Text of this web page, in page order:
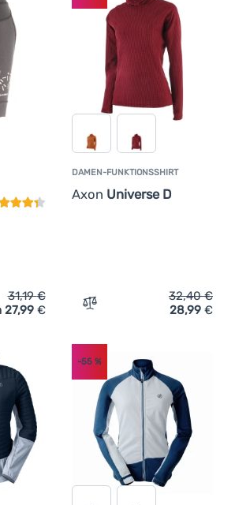
'Damen-Radhose Axon Nippon D'
31,19€
27,99 €
DAMEN-FUNKTIONSSHIRT
Axon Universe D
Zum Vergleich 'Damen-
32,40€
28,99 €
-55%